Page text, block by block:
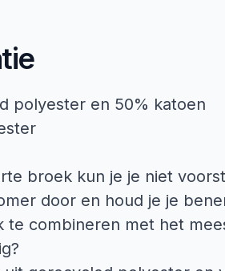
polyester en 50% katoen
broek kun je je niet
door en houd je je
te combineren met het